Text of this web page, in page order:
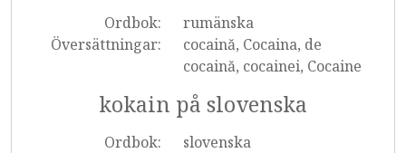
Ordbok:
rumänska
Översättningar:
cocaină, Cocaina, de
cocaină, cocainei, Cocaine
kokain på slovenska
Ordbok:
slovenska